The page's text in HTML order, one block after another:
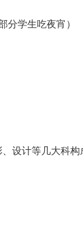
分学生吃夜宵）
设计等几大科